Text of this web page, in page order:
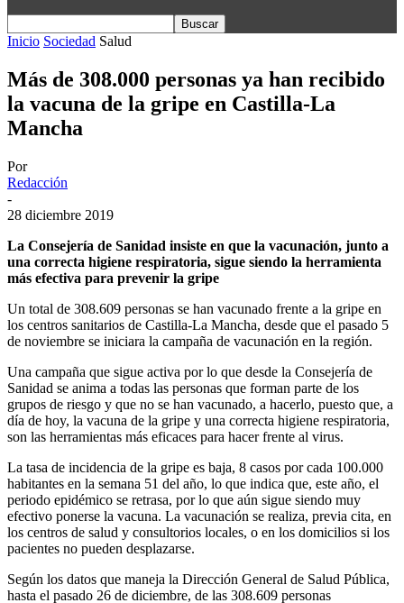
Inicio Sociedad Salud
Más de 308.000 personas ya han recibido
la vacuna de la gripe en Castilla-La
Mancha
Por
Redacción
-
28 diciembre 2019
La Consejería de Sanidad insiste en que la vacunación, junto a
una correcta higiene respiratoria, sigue siendo la herramienta
más efectiva para prevenir la gripe
Un total de 308.609 personas se han vacunado frente a la gripe en
los centros sanitarios de Castilla-La Mancha, desde que el pasado 5
de noviembre se iniciara la campaña de vacunación en la región.
Una campaña que sigue activa por lo que desde la Consejería de
Sanidad se anima a todas las personas que forman parte de los
grupos de riesgo y que no se han vacunado, a hacerlo, puesto que, a
día de hoy, la vacuna de la gripe y una correcta higiene respiratoria,
son las herramientas más eficaces para hacer frente al virus.
La tasa de incidencia de la gripe es baja, 8 casos por cada 100.000
habitantes en la semana 51 del año, lo que indica que, este año, el
periodo epidémico se retrasa, por lo que aún sigue siendo muy
efectivo ponerse la vacuna. La vacunación se realiza, previa cita, en
los centros de salud y consultorios locales, o en los domicilios si los
pacientes no pueden desplazarse.
Según los datos que maneja la Dirección General de Salud Pública,
hasta el pasado 26 de diciembre, de las 308.609 personas